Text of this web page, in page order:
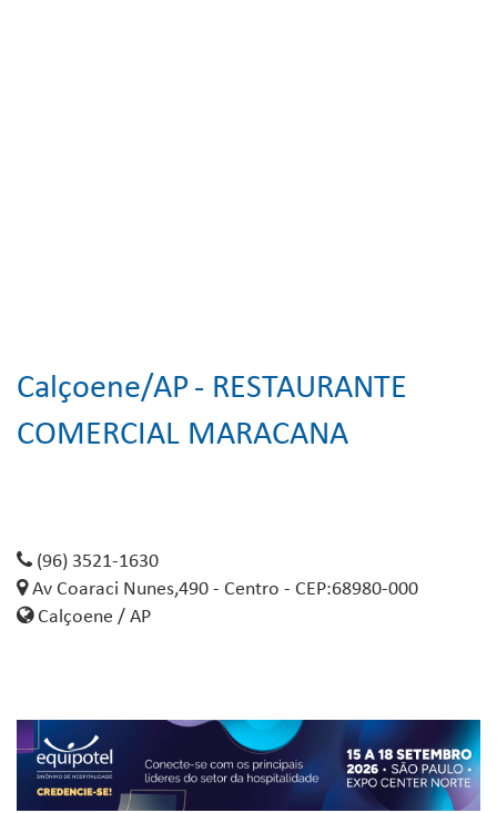
Calçoene/AP- RESTAURANTE
COMERCIAL MARACANA
(96) 3521-1630
Av Coaraci Nunes,490 - Centro - CEP:68980-000
Calçoene / AP